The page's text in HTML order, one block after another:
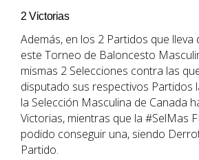
2 Victorias
Además, en los 2 Partidos que lleva
este Torneo de Baloncesto
mismas 2 Selecciones contra las
disputado sus respectivos Partidos
la Selección Masculina de Canada
Victorias, mientras que la #SelMas
podido conseguir una, siendo
Partido.